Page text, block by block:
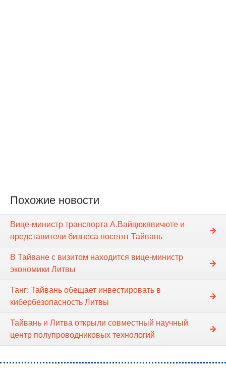
Похожие новости
Вице-министр транспорта А.Вайцюкявичюте и
представители бизнеса посетят Тайвань
В Тайване с визитом находится вице-министр
экономики Литвы
Танг: Тайвань обещает инвестировать в
кибербезопасность Литвы
Тайвань и Литва открыли совместный научный
центр полупроводниковых технологий